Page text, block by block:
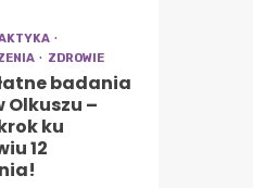
ZDROWIE
badania
Olkuszu –
ku
12